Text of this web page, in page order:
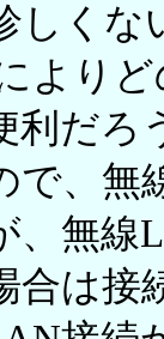
しくな
より
利だろ
で、無
、無
合は接